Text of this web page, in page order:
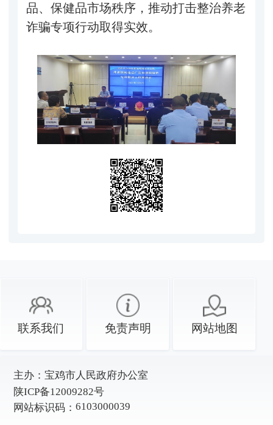
品、保健品市场秩序，推动打击整治养老
诈骗专项行动取得实效。
联系我们 免责声明 网站地图
主办： 宝鸡市人民政府办公室
陕ICP备12009282号
网站标识码： 6103000039